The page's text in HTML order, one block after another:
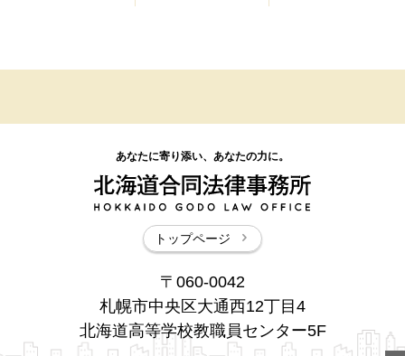
あなたに寄り添い、あなたの力に。
トップページ
〒060-0042
札幌市中央区大通西12丁目4
北海道高等学校教職員センター5F